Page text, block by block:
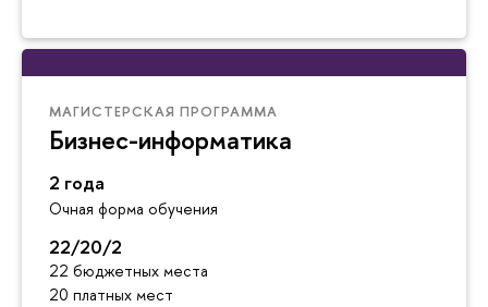
МАГИСТЕРСКАЯ ПРОГРАММА
Бизнес-информатика
2 года
Очная форма обучения
22/20/2
22 бюджетных места
20 платных мест